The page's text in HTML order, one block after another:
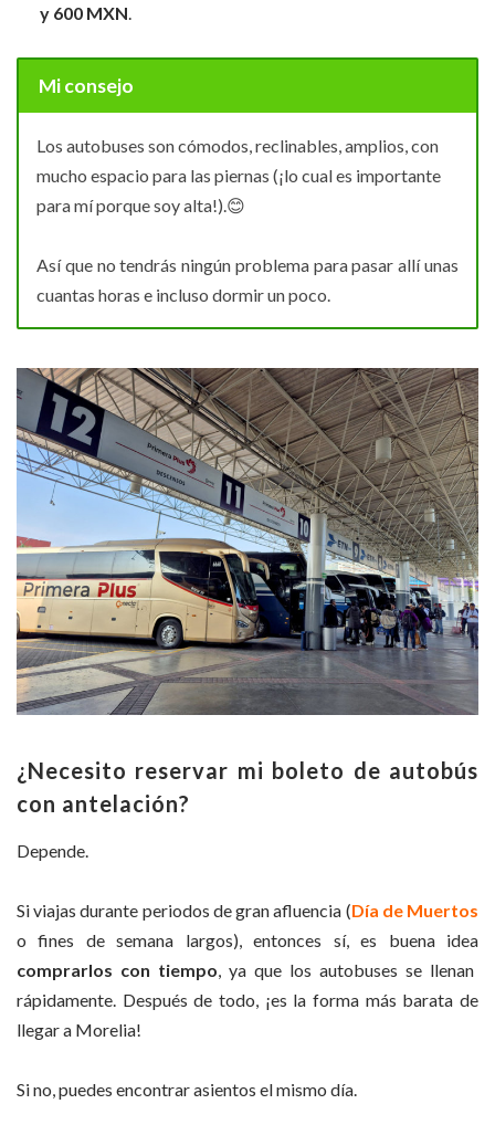
y 600 MXN
Mi consejo
Los autobuses son cómodos, reclinables, amplios, con
mucho espacio para las piernas (¡lo cual es importante
para mí porque soy alta!).😊
Así que no tendrás ningún problema para pasar allí unas
cuantas horas e incluso dormir un poco.
¿Necesito reservar mi boleto de autobús
con antelación?
Depende.
Si viajas durante periodos de gran afluencia (Día de Muertos
o fines de semana largos), entonces sí, es buena idea
comprarlos con tiempo, ya que los autobuses se llenan
rápidamente. Después de todo, ¡es la forma más barata de
llegar a Morelia!
Si no, puedes encontrar asientos el mismo día.